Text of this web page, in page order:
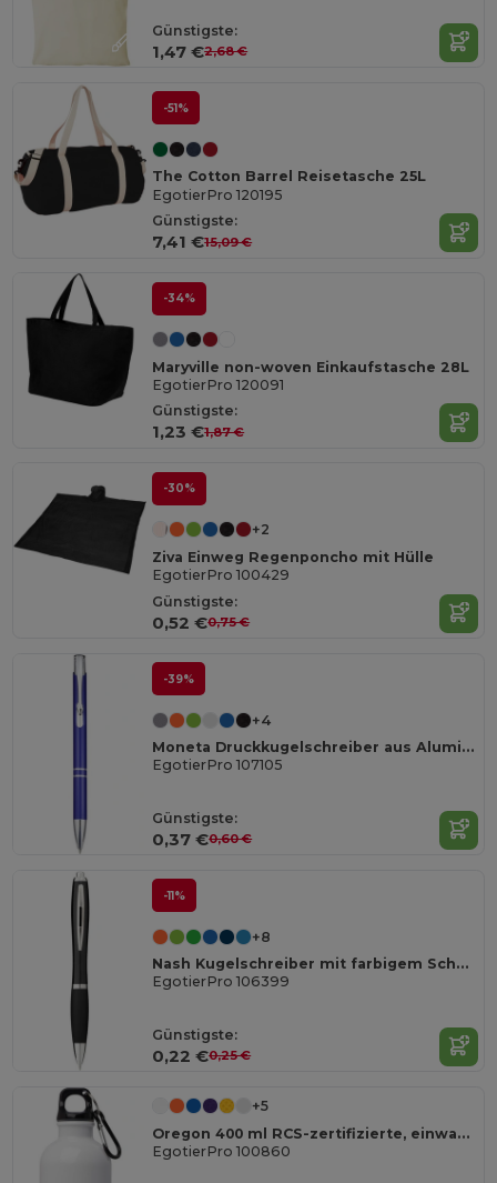
Günstigste:
1,47 €2,68 €
-51%
The Cotton Barrel Reisetasche 25L
EgotierPro 120195
Günstigste:
7,41 €15,09 €
-34%
Maryville non-woven Einkaufstasche 28L
EgotierPro 120091
Günstigste:
1,23 €1,87 €
-30%
+2
Ziva Einweg Regenponcho mit Hülle
EgotierPro 100429
Günstigste:
0,52 €0,75 €
-39%
+4
Moneta Druckkugelschreiber aus Aluminium (blaue Mine)
EgotierPro 107105
Günstigste:
0,37 €0,60 €
-11%
+8
Nash Kugelschreiber mit farbigem Schaft und Griff (schwarze Mine)
EgotierPro 106399
Günstigste:
0,22 €0,25 €
+5
Oregon 400 ml RCS-zertifizierte, einwandige Trinkflasche aus Edelstahl mit Karabinerhaken
EgotierPro 100860